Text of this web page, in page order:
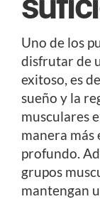
Uno de los
disfrutar de
exitoso, es
sueño y la
musculares
manera más
profundo.
grupos
mantengan